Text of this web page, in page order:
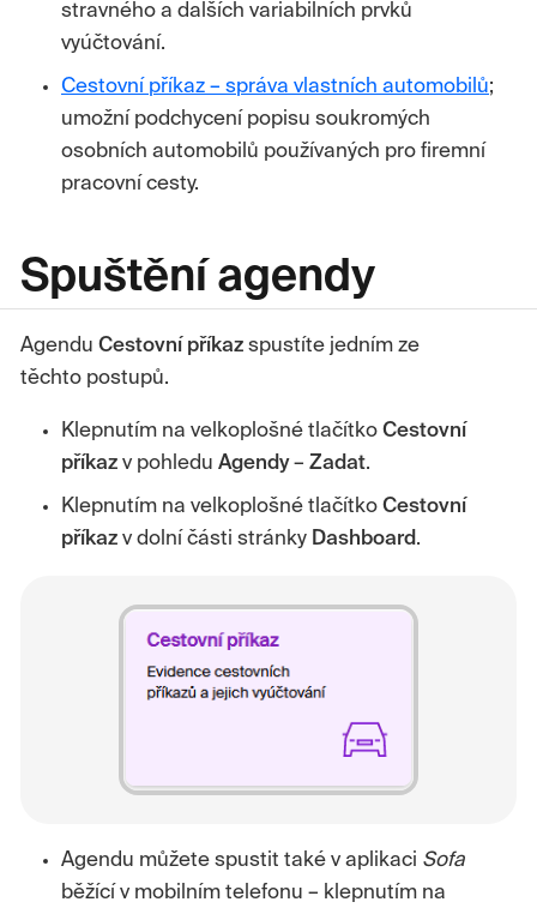
stravného a dalších variabilních prvků
vyúčtování.
Cestovní příkaz – správa vlastních automobilů;
umožní podchycení popisu soukromých
osobních automobilů používaných pro firemní
pracovní cesty.
Spuštění agendy
Agendu Cestovní příkaz spustíte jedním ze
těchto postupů.
Klepnutím na velkoplošné tlačítko Cestovní
příkaz v pohledu Agendy– Zadat.
Klepnutím na velkoplošné tlačítko Cestovní
příkaz v dolní části stránky Dashboard.
Agendu můžete spustit také v aplikaci Sofa
běžící v mobilním telefonu – klepnutím na